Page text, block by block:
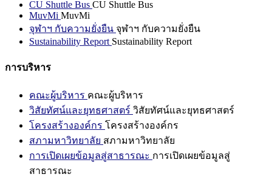
CU Shuttle Bus CU Shuttle Bus
MuvMi MuvMi
จุฬาฯ กับความยั่งยืน จุฬาฯ กับความยั่งยืน
Sustainability Report Sustainability Report
การบริหาร
คณะผู้บริหาร คณะผู้บริหาร
วิสัยทัศน์และยุทธศาสตร์ วิสัยทัศน์และยุทธศาสตร์
โครงสร้างองค์กร โครงสร้างองค์กร
สภามหาวิทยาลัย สภามหาวิทยาลัย
การเปิดเผยข้อมูลสู่สาธารณะ การเปิดเผยข้อมูลสู่
สาธารณะ